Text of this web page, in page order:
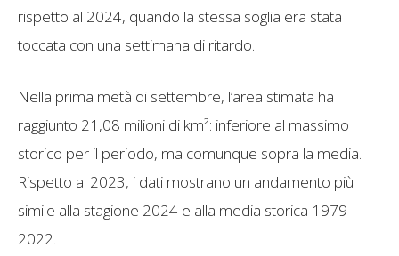
rispetto al 2024, quando la stessa soglia era stata
toccata con una settimana di ritardo.
Nella prima metà di settembre, l’area stimata ha
raggiunto 21,08 milioni di km²: inferiore al massimo
storico per il periodo, ma comunque sopra la media.
Rispetto al 2023, i dati mostrano un andamento più
simile alla stagione 2024 e alla media storica 1979-
2022.